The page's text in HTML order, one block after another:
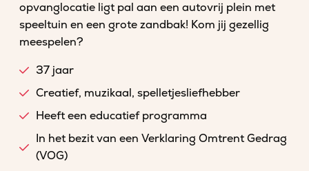
opvanglocatie ligt pal aan een autovrij plein met
speeltuin en een grote zandbak! Kom jij gezellig
meespelen?
37 jaar
Creatief, muzikaal, spelletjesliefhebber
Heeft een educatief programma
In het bezit van een Verklaring Omtrent Gedrag
(VOG)